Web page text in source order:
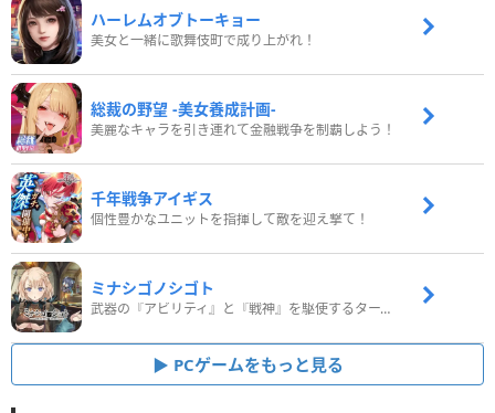
ハーレムオブトーキョー
美女と一緒に歌舞伎町で成り上がれ！
総裁の野望 -美女養成計画-
美麗なキャラを引き連れて金融戦争を制覇しよう！
千年戦争アイギス
個性豊かなユニットを指揮して敵を迎え撃て！
ミナシゴノシゴト
武器の『アビリティ』と『戦神』を駆使するターン制コマンドバトルRPG！
PCゲームをもっと見る